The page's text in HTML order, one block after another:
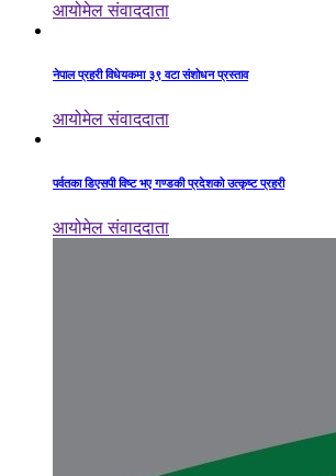
आयोमेल संवाददाता
नेपाल प्रहरी विधेयकमा ३९ वटा संशोधन प्रस्ताव
आयोमेल संवाददाता
पर्वतका डिएसपी विष्ट भए गण्डकी प्रदेशको उत्कृष्ट प्रहरी
आयोमेल संवाददाता